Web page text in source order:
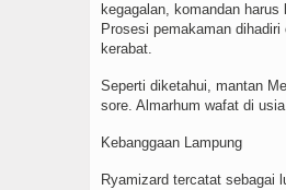
kegagalan, komandan harus
Prosesi pemakaman
kerabat.
Seperti diketahui, mantan
sore. Almarhum wafat di
Kebanggaan Lampung
Ryamizard tercatat sebagai